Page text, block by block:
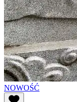
NOWOŚĆ